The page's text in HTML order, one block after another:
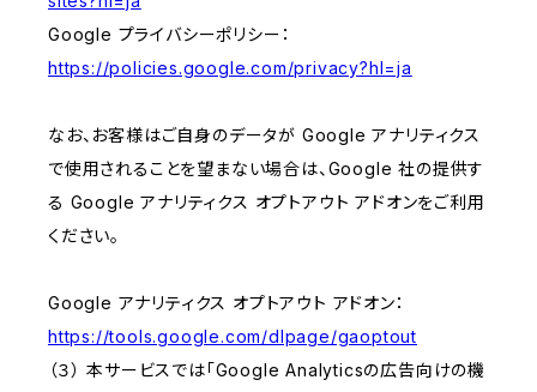
Google プライバシーポリシー：
https://policies.google.com/privacy?hl=ja
なお、お客様はご自身のデータが Google アナリティクス
で使用されることを望まない場合は、Google 社の提供す
る Google アナリティクス オプトアウト アドオンをご利用
ください。
Google アナリティクス オプトアウト アドオン：
https://tools.google.com/dlpage/gaoptout
（３） 本サービスでは「Google Analyticsの広告向けの機